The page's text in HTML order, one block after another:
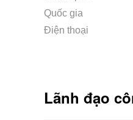
Quốc gia
Điện thoại
Lãnh đạo